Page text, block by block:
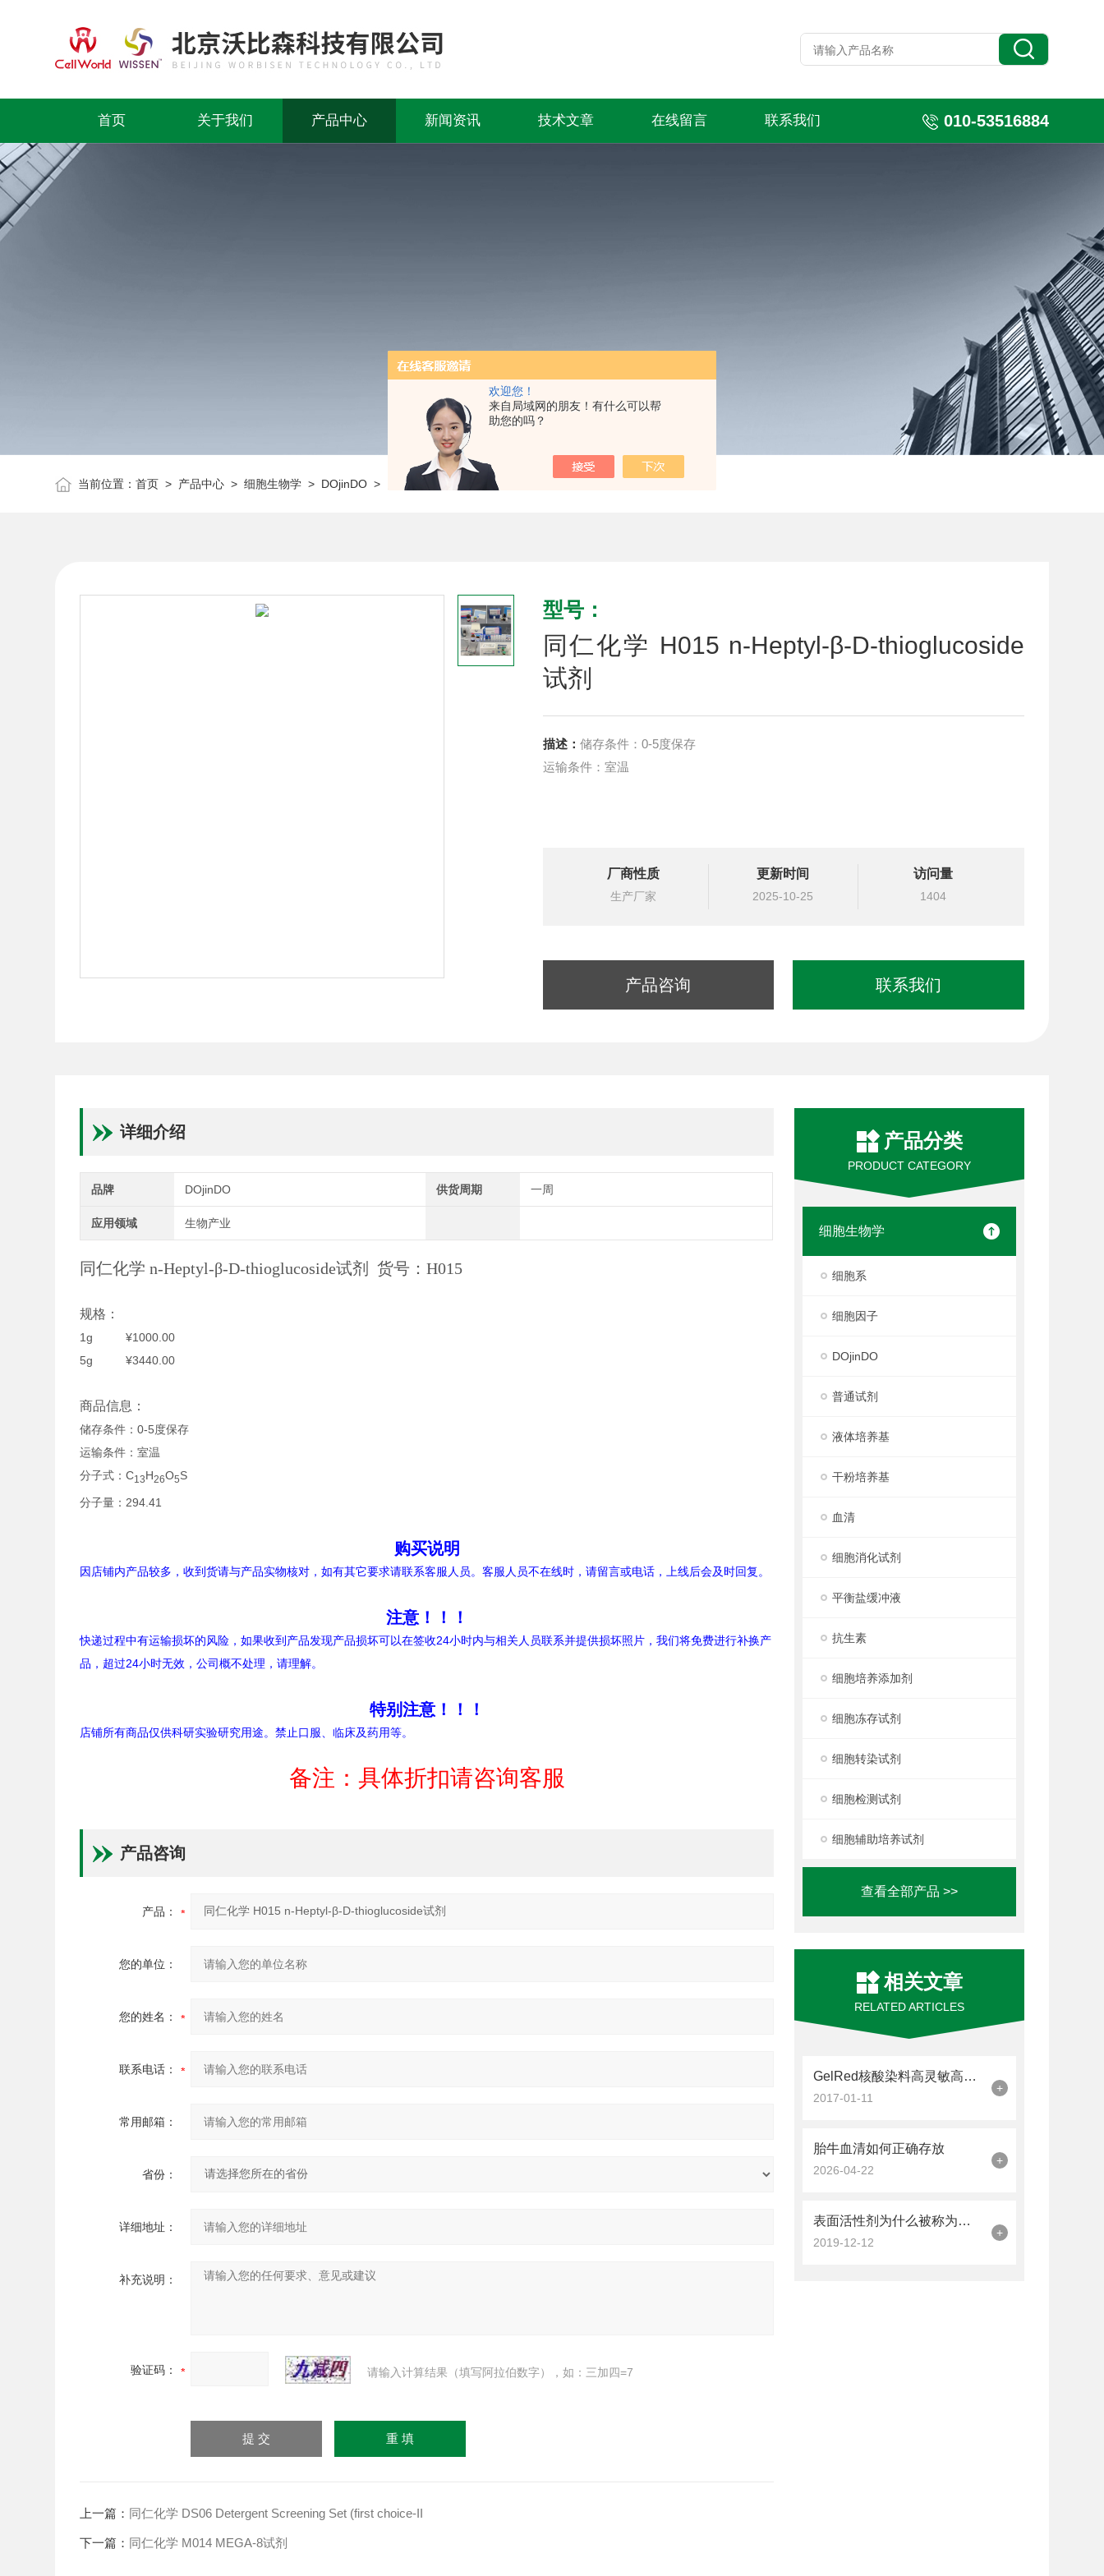
欢迎您！
来自局域网的朋友！有什么可以帮
助您的吗？
首页 关于我们 产品中心 新闻资讯 技术文章 在线留言 联系我们 010-53516884
当前位置：首页 > 产品中心 >细胞生物学 > DOjinDO > 同仁化学 H015 n-Heptyl-β-D-thioglucoside试剂
型号：
同仁化学 H015 n-Heptyl-β-D-thioglucoside
试剂
描述： 储存条件：0-5度保存
运输条件：室温
厂商性质
生产厂家
更新时间
2025-10-25
访问量
1404
产品咨询 联系我们
产品分类
PRODUCT CATEGORY
细胞生物学
细胞系
细胞因子
DOjinDO
普通试剂
液体培养基
干粉培养基
血清
细胞消化试剂
平衡盐缓冲液
抗生素
细胞培养添加剂
细胞冻存试剂
细胞转染试剂
细胞检测试剂
细胞辅助培养试剂
查看全部产品 >>
相关文章
RELATED ARTICLES
GelRed核酸染料高灵敏高稳定
2017-01-11
+
胎牛血清如何正确存放
2026-04-22
+
表面活性剂为什么被称为是工业味精呢
2019-12-12
+
详细介绍
品牌 DOjinDO 供货周期 一周
应用领域 生物产业
同仁化学 n-Heptyl-β-D-thioglucoside试剂 货号：H015
规格：
1g ¥1000.00
5g ¥3440.00
商品信息：
储存条件：0-5度保存
运输条件：室温
分子式：C13H26O5S
分子量：294.41
购买说明
因店铺内产品较多，收到货请与产品实物核对，如有其它要求请联系客服人员。客服人员不在线时，请留言或电话，上线后会及时回复。
注意！！！
快递过程中有运输损坏的风险，如果收到产品发现产品损坏可以在签收24小时内与相关人员联系并提供损坏照片，我们将免费进行补换产
品，超过24小时无效，公司概不处理，请理解。
特别注意！！！
店铺所有商品仅供科研实验研究用途。禁止口服、临床及药用等。
备注：具体折扣请咨询客服
产品咨询
产品：
您的单位：
您的姓名：
联系电话：
常用邮箱：
省份：
详细地址：
补充说明：
验证码： 请输入计算结果（填写阿拉伯数字），如：三加四=7
上一篇： 同仁化学 DS06 Detergent Screening Set (first choice-II
下一篇： 同仁化学 M014 MEGA-8试剂